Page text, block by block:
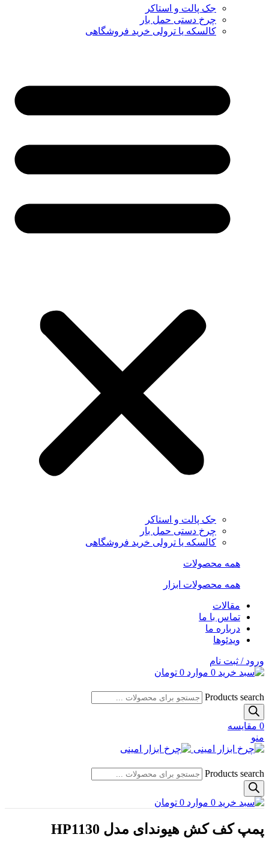
جک پالت و استاکر
چرخ دستی حمل بار
کالسکه یا ترولی خرید فروشگاهی
جک پالت و استاکر
چرخ دستی حمل بار
کالسکه یا ترولی خرید فروشگاهی
همه محصولات
همه محصولات ابزار
مقالات
تماس با ما
درباره ما
ویدئوها
ورود / ثبت نام
0 موارد 0 تومان
Products search
0 مقایسه
منو
Products search
0 موارد 0 تومان
پمپ کف کش هیوندای مدل HP1130